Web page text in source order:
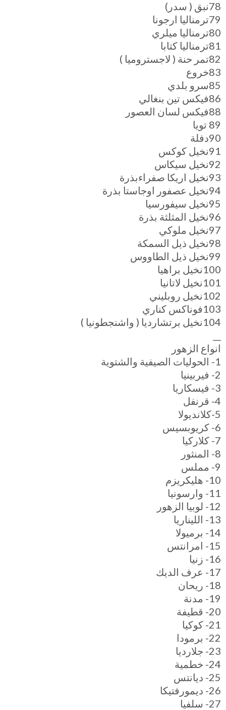
78نبق ( سدر)
79ترمناليا ارجونا
80ترمناليا ميلري
81ترمناليا كتابا
82تمر حنة ( لاجستروميا )
83خروع
85سرو بلدي
86فيكس تين بنغالي
88فيكس لسان العصور
89 تويا
90دفلة
91نخيل كوكس
92نخيل سيكاس
93نخيل اريكا صفراءبذرة
94نخيل عصفور اوجاستا بذرة
95نخيل سيفورسيا
96نخيل المثلثة بذرة
97نخيل ملوكي
98نخيل ذيل السمكة
99نخيل ذيل الطاووس
100نخيل براهيا
101نخيل لاتانيا
102نخيل روبليني
103فوناكس كناري
104نخيل برتشارديا ( واشنجطونيا )
انواع الزهور
1- الحوليات الصيفية والشتوية
2- فيربينيا
3- فيسكاريا
4- قرنفل
5-كلانديولا
6- كريوبسيس
7- كلاركيا
8- المنثور
9- مملس
10- هليكريزم
11- وارسونيا
12- لوبيا الزهور
13- الليناريا
14- برميولا
15- امرانتس
16- زنيا
17- عرف الديك
18- ريحان
19- مدنة
20- قطيفة
21- كوكيا
22- برمودا
23- جلارديا
24- خطمية
25- ديانتس
26- ديمورفتيكا
27- سلفيا